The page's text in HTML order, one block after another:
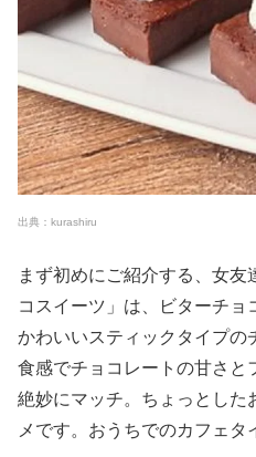
出典：kurashiru
まず初めにご紹介する、女友
コスイーツ」は、ビターチョ
かわいいスティックタイプの
食感でチョコレートの甘さと
絶妙にマッチ。ちょっとした
メです。おうちでのカフェタ